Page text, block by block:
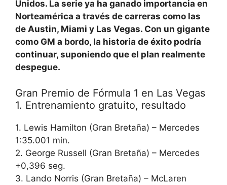
Unidos. La serie ya ha ganado importancia en
Norteamérica a través de carreras como las
de Austin, Miami y Las Vegas. Con un gigante
como GM a bordo, la historia de éxito podría
continuar, suponiendo que el plan realmente
despegue.
Gran Premio de Fórmula 1 en Las Vegas
1. Entrenamiento gratuito, resultado
1. Lewis Hamilton (Gran Bretaña) – Mercedes
1:35.001 min.
2. George Russell (Gran Bretaña) – Mercedes
+0,396 seg.
3. Lando Norris (Gran Bretaña) – McLaren